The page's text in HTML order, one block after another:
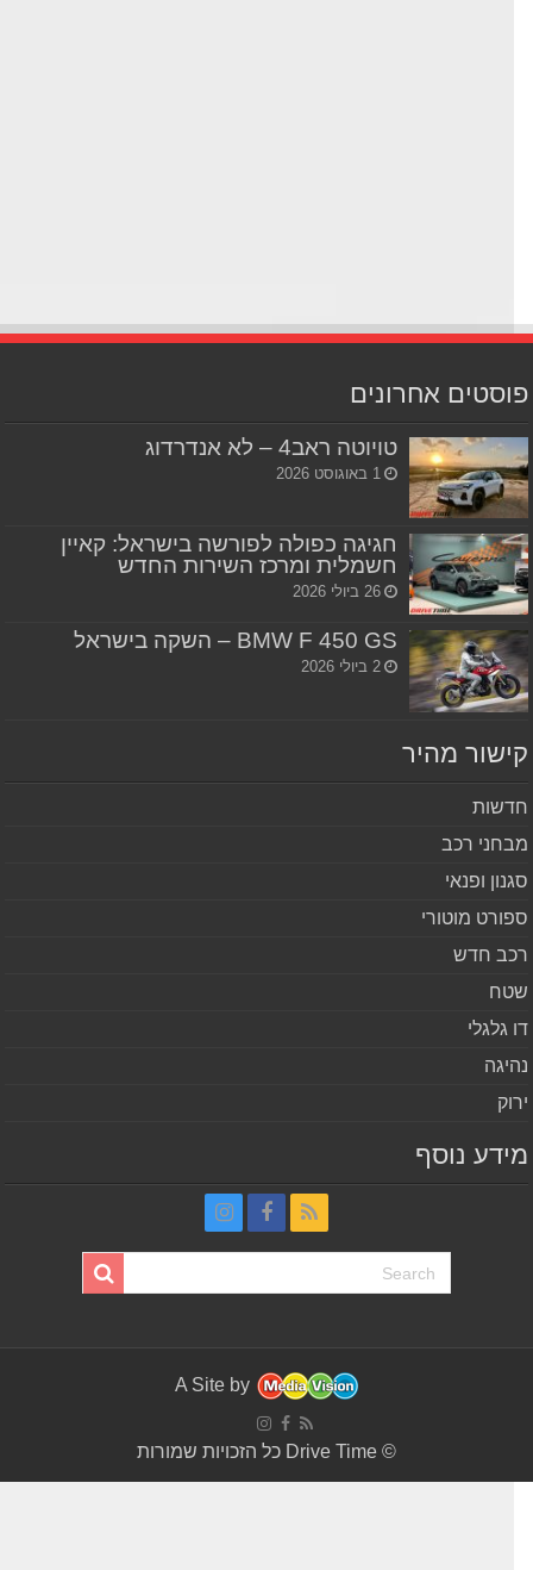
אחרונים
טויוטה ראב4 – לא אנדרדוג
1 באוגוסט 2026
חגיגה כפולה לפורשה בישראל: קאיין
חשמלית ומרכז השירות החדש
26 ביולי 2026
BMW F 450 GS – השקה בישראל
2 ביולי 2026
מהיר
רכב
ופנאי
מוטורי
חדש
גלגלי
נוסף
A Site by